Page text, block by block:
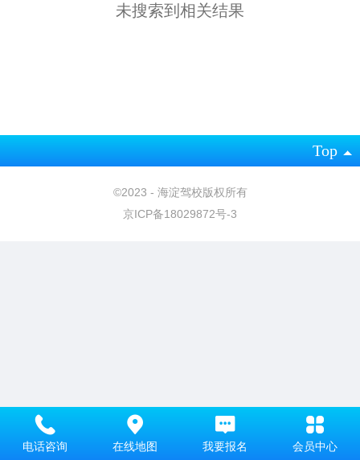
未搜索到相关结果
Top
©2023 - 海淀驾校版权所有
京ICP备18029872号-3
电话咨询 在线地图 我要报名 会员中心